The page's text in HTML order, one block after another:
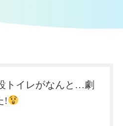
トイレがなんと…劇
!